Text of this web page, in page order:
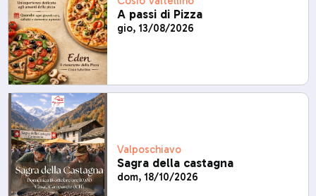
A passi di Pizza
gio, 13/08/2026
Valposchiavo
Sagra della castagna
dom, 18/10/2026